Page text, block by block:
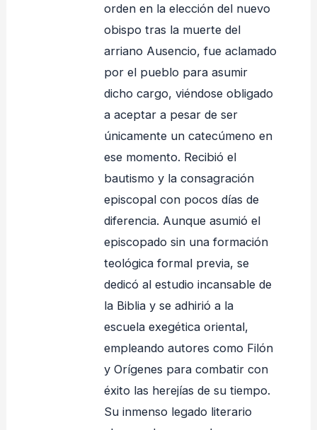
orden en la elección del nuevo
obispo tras la muerte del
arriano Ausencio, fue aclamado
por el pueblo para asumir
dicho cargo, viéndose obligado
a aceptar a pesar de ser
únicamente un catecúmeno en
ese momento. Recibió el
bautismo y la consagración
episcopal con pocos días de
diferencia. Aunque asumió el
episcopado sin una formación
teológica formal previa, se
dedicó al estudio incansable de
la Biblia y se adhirió a la
escuela exegética oriental,
empleando autores como Filón
y Orígenes para combatir con
éxito las herejías de su tiempo.
Su inmenso legado literario